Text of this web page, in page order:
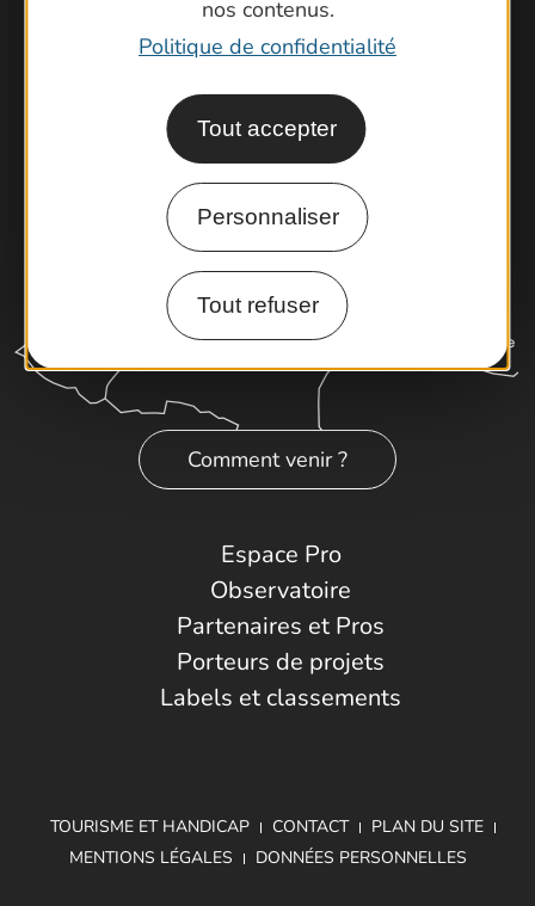
nos contenus.
Politique de confidentialité
Tout accepter
Personnaliser
Tout refuser
Cartoguides et Topoguides
Latitude Gard
Comment venir ?
Espace Pro
Observatoire
Partenaires et Pros
Porteurs de projets
Labels et classements
TOURISME ET HANDICAP CONTACT
PLAN DU SITE
MENTIONS LÉGALES
DONNÉES PERSONNELLES